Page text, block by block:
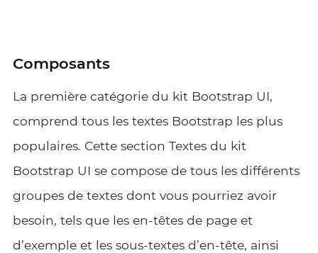
Composants
La première catégorie du kit Bootstrap UI,
comprend tous les textes Bootstrap les plus
populaires. Cette section Textes du kit
Bootstrap UI se compose de tous les différents
groupes de textes dont vous pourriez avoir
besoin, tels que les en-têtes de page et
d’exemple et les sous-textes d’en-tête, ainsi